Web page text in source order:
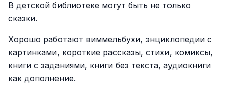
В детской библиотеке могут быть не только
сказки.
Хорошо работают виммельбухи, энциклопедии с
картинками, короткие рассказы, стихи, комиксы,
книги с заданиями, книги без текста, аудиокниги
как дополнение.